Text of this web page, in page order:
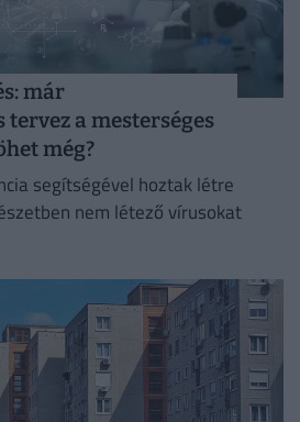
már
a mesterséges
még?
segítségével hoztak létre
nem létező vírusokat